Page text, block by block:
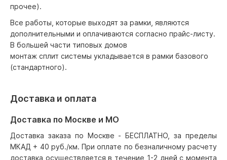
прочее).
Все работы, которые выходят за рамки, являются
дополнительными и оплачиваются согласно прайс-листу.
В большей части типовых домов
монтаж сплит системы укладывается в рамки базового
(стандартного).
Доставка и оплата
Доставка по Москве и МО
Доставка заказа по Москве - БЕСПЛАТНО, за пределы
МКАД + 40 руб./км. При оплате по безналичному расчету
доставка осуществляется в течение 1-2 дней с момента